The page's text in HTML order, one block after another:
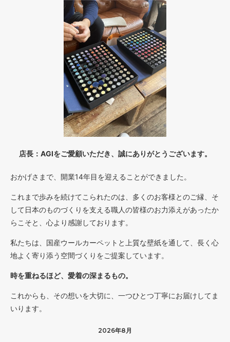
店長：AGIをご愛顧いただき、誠にありがとうございます。
おかげさまで、開業14年目を迎えることができました。
これまで歩みを続けてこられたのは、多くのお客様とのご縁、そ
して日本のものづくりを支える職人の皆様のお力添えがあったか
らこそと、心より感謝しております。
私たちは、国産ウールカーペットと上質な壁紙を通して、長く心
地よく寄り添う空間づくりをご提案しています。
時を重ねるほど、愛着の深まるもの。
これからも、その想いを大切に、一つひとつ丁寧にお届けしてま
いります。
2026年8月